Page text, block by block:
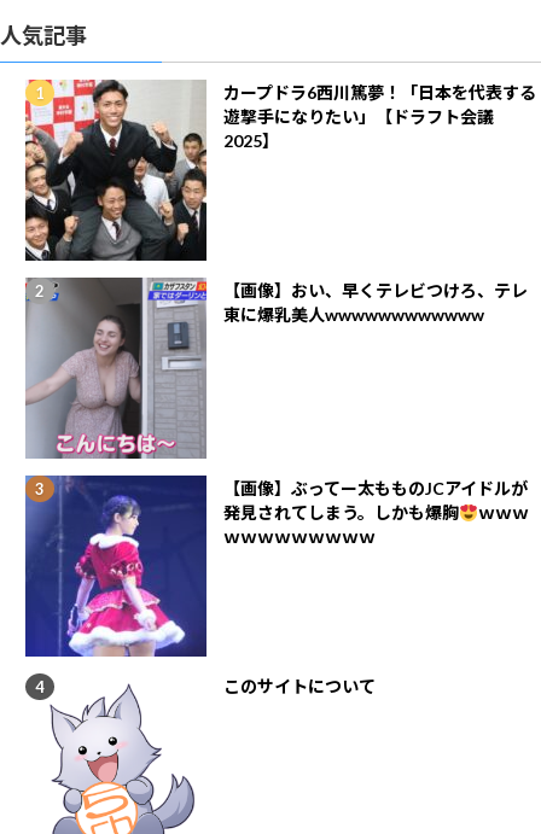
人気記事
カープドラ6西川篤夢！「日本を代表する
遊撃手になりたい」【ドラフト会議
2025】
【画像】おい、早くテレビつけろ、テレ
東に爆乳美人wwwwwwwwwwww
【画像】ぶってー太もものJCアイドルが
発見されてしまう。しかも爆胸
ｗｗｗ
ｗｗｗｗｗｗｗｗｗ
このサイトについて